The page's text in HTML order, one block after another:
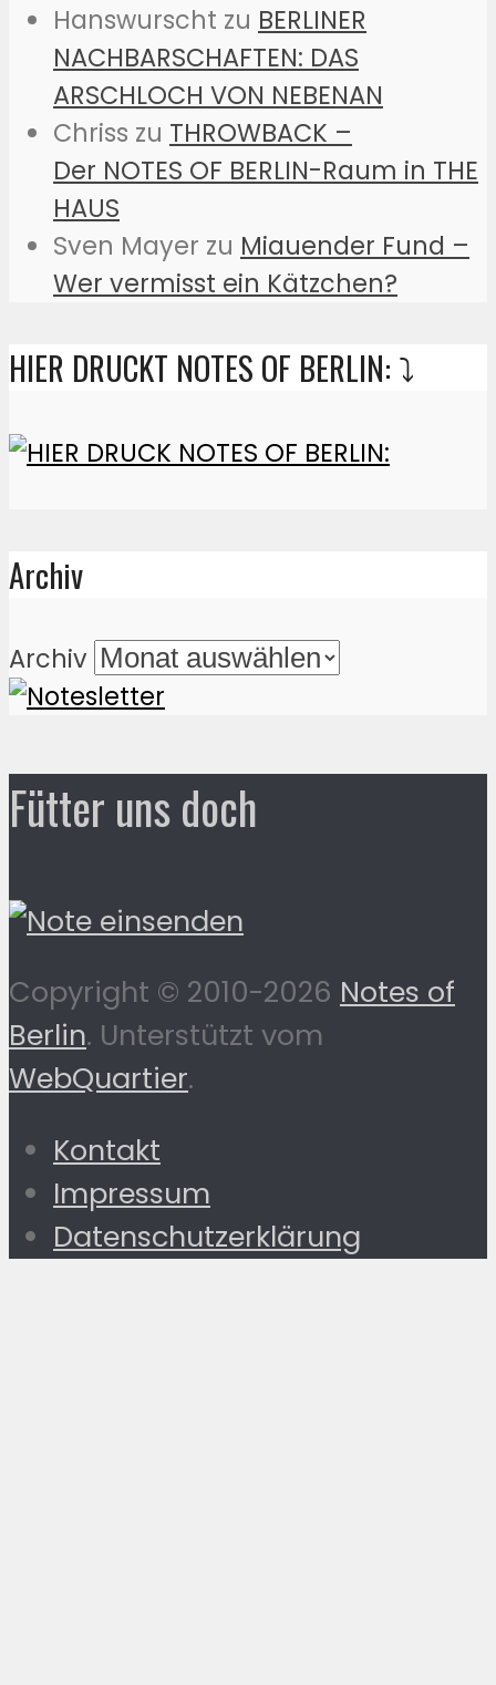
Hanswurscht zu BERLINER
NACHBARSCHAFTEN: DAS
ARSCHLOCH VON NEBENAN
Chriss zu THROWBACK –
Der NOTES OF BERLIN-Raum in THE
HAUS
Sven Mayer zu Miauender Fund –
Wer vermisst ein Kätzchen?
HIER DRUCKT NOTES OF BERLIN: ⤵️
Archiv
Archiv
Fütter uns doch
Copyright © 2010-2026 Notes of
Berlin. Unterstützt vom
WebQuartier.
Kontakt
Impressum
Datenschutzerklärung